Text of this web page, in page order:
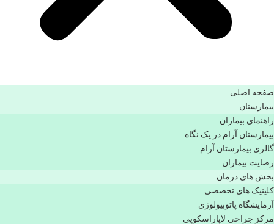
صفحه اصلی
بيمارستان
راهنماي بیماران
بیمارستان آرام در یک نگاه
گالری بیمارستان آرام
رضایت بیماران
بخش های درمان
کلینیک های تخصصی
آزمایشگاه پاتوبیولوژی
مرکز جراحی لاپاراسکوپی